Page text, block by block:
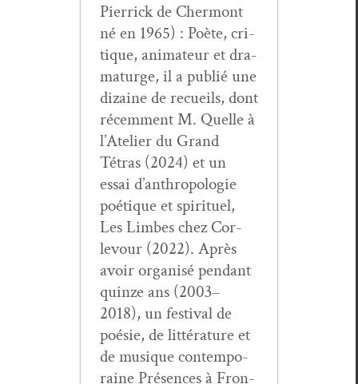
Pier­rick de Cher­mont
né en 1965) : Poète, cri­
tique, ani­ma­teur et dra­
maturge, il a pub­lié une
dizaine de recueils, dont
récem­ment M. Quelle à
l’Atelier du Grand
Tétras (2024) et un
essai d’anthropologie
poé­tique et spir­ituel,
Les Limbes chez Cor­
levour (2022). Après
avoir organ­isé pen­dant
quinze ans (2003–
2018), un fes­ti­val de
poésie, de lit­téra­ture et
de musique con­tem­po­
raine Présences à Fron­